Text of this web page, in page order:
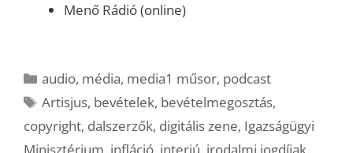
Menő Rádió (online)
Kategória
audio, média, media1 műsor, podcast
Címkék
Artisjus, bevételek, bevételmegosztás,
copyright, dalszerzők, digitális zene, Igazságügyi
Minisztérium, infláció, interjú, irodalmi jogdíjak,